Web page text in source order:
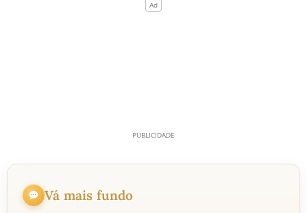
Vá mais fundo